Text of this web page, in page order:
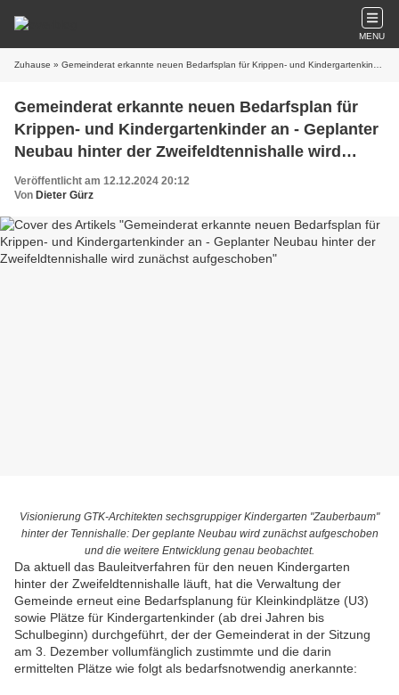
MENU
Zuhause » Gemeinderat erkannte neuen Bedarfsplan für Krippen- und Kindergartenkinder an - Geplanter Neubau hinter der Zweifeldtennishalle wird zunächst aufgeschoben
Gemeinderat erkannte neuen Bedarfsplan für
Krippen- und Kindergartenkinder an - Geplanter
Neubau hinter der Zweifeldtennishalle wird
zunächst aufgeschoben
Veröffentlicht am 12.12.2024 20:12
Von Dieter Gürz
Visionierung GTK-Architekten sechsgruppiger Kindergarten "Zauberbaum"
hinter der Tennishalle: Der geplante Neubau wird zunächst aufgeschoben
und die weitere Entwicklung genau beobachtet.
Da aktuell das Bauleitverfahren für den neuen Kindergarten
hinter der Zweifeldtennishalle läuft, hat die Verwaltung der
Gemeinde erneut eine Bedarfsplanung für Kleinkindplätze (U3)
sowie Plätze für Kindergartenkinder (ab drei Jahren bis
Schulbeginn) durchgeführt, der der Gemeinderat in der Sitzung
am 3. Dezember vollumfänglich zustimmte und die darin
ermittelten Plätze wie folgt als bedarfsnotwendig anerkannte: